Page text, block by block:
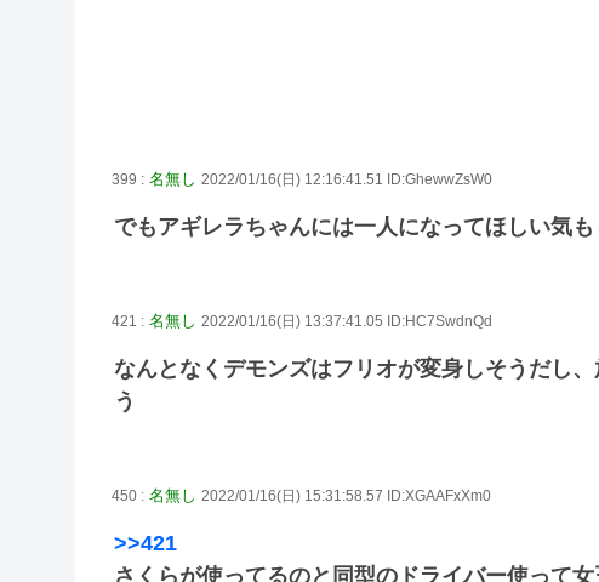
399 : 名無し 2022/01/16(日) 12:16:41.51 ID:GhewwZsW0
でもアギレラちゃんには一人になってほしい気も
421 : 名無し 2022/01/16(日) 13:37:41.05 ID:HC7SwdnQd
なんとなくデモンズはフリオが変身しそうだし
う
450 : 名無し 2022/01/16(日) 15:31:58.57 ID:XGAAFxXm0
>>421
さくらが使ってるのと同型のドライバー使って